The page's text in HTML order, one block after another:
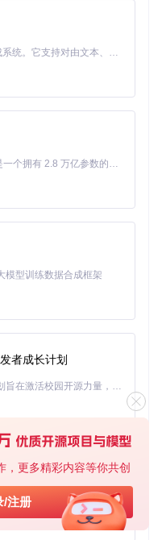
，更多精彩内容等你共创
/注册
现高效渲染
两种渲染路径
件加速
的性能最优，同时提供一
杂度。
特效的全场景覆盖
应用场景的需求，通过灵
单UI动画到复杂游戏特效
、弹幕动画、等级提升效
众发送虚拟礼物时，VAP
画效果，与直播画面无缝
场景过渡效果等都可以通
VAP不仅大幅减少了资源
提升游戏体验。特别是
够有效降低CPU占用，
示了从基础图形到复杂动
一致性
MiniMax H3 是一个通用的全模态生成系统。它支持对由文本、图像、视频和音频组成的多模态上下文进行统一理解，并能生成分辨率高达 2K、时长可达 15 秒的带原生立体声音频的视频。得益于面向任务泛化的系统设计，H3 在预训练阶段就已具备广泛的多模态上下文理解与生成能力，能够出色地执行复杂的多模态指令。
Kimi K3 是Kimi能力最强的模型：这是一个拥有 2.8 万亿参数的混合专家（MoE）模型，具备原生视觉理解能力，并支持 100 万 token 的上下文窗口。
模型训练数据合成框架
者成长计划
「源启盛夏」暑期校园开发者成长计划旨在激活校园开源力量，通过积分激励、认证扶持、资源倾斜等形式，引导高校组织和开发者完成「入驻 — 建项目 — 做贡献 — 获认证 — 得资源」的完整闭环。无论你是想带领社团入驻平台的组织者，还是希望用代码贡献证明自己的开发者，都能在这里找到属于你的成长路径。
基于Python的Xiaozhi AI，适用于想要完整Xiaozhi体验而无需拥有专用硬件的用户。